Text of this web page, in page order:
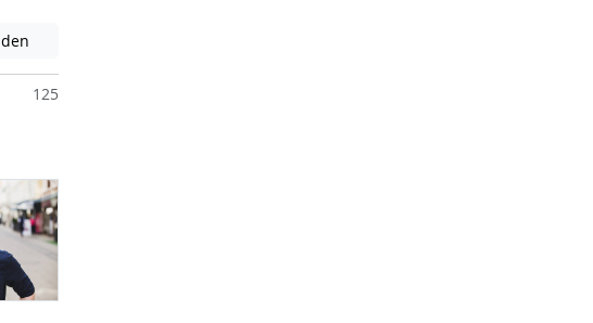
Inhalte!
unter Umständen nicht barrierefreie Inhalte!
125